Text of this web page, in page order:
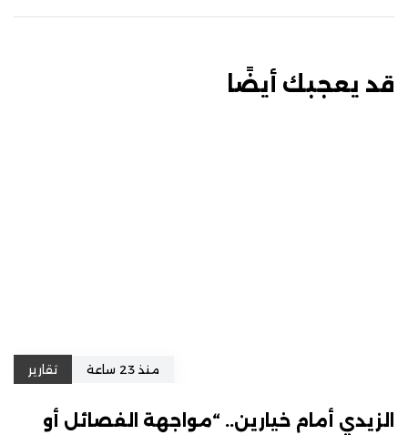
قد يعجبك أيضًا
منذ 23 ساعة تقارير
الزيدي أمام خيارين.. “مواجهة الفصائل أو